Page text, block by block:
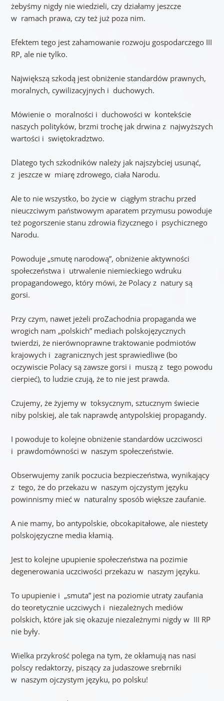
żebyśmy nigdy nie wiedzieli, czy działamy jeszcze
w ramach prawa, czy też już poza nim.
Efektem tego jest zahamowanie rozwoju gospodarczego III
RP, ale nie tylko.
Największą szkodą jest obniżenie standardów prawnych,
moralnych, cywilizacyjnych i duchowych.
Mówienie o moralności i duchowości w kontekście
naszych polityków, brzmi trochę jak drwina z najwyższych
wartości i swiętokradztwo.
Dlatego tych szkodników należy jak najszybciej usunąć,
z jeszcze w miarę zdrowego, ciała Narodu.
Ale to nie wszystko, bo życie w ciągłym strachu przed
nieuczciwym państwowym aparatem przymusu powoduje
też pogorszenie stanu zdrowia fizycznego i psychicznego
Narodu.
Powoduje „smutę narodową”, obniżenie aktywności
społeczeństwa i utrwalenie niemieckiego wdruku
propagandowego, który mówi, że Polacy z natury są
gorsi.
Przy czym, nawet jeżeli proZachodnia propaganda we
wrogich nam „polskich” mediach polskojęzycznych
twierdzi, że nierównoprawne traktowanie podmiotów
krajowych i zagranicznych jest sprawiedliwe (bo
oczywiscie Polacy są zawsze gorsi i muszą z tego powodu
cierpieć), to ludzie czują, że to nie jest prawda.
Czujemy, że żyjemy w toksycznym, sztucznym świecie
niby polskiej, ale tak naprawdę antypolskiej propagandy.
I powoduje to kolejne obniżenie standardów uczciwosci
i prawdomówności w naszym społeczeństwie.
Obserwujemy zanik poczucia bezpieczeństwa, wynikający
z tego, że do przekazu w naszym ojczystym języku
powinnismy mieć w naturalny sposób większe zaufanie.
A nie mamy, bo antypolskie, obcokapitałowe, ale niestety
polskojęzyczne media kłamią.
Jest to kolejne upupienie społeczeństwa na pozimie
degenerowania uczciwości przekazu w naszym języku.
To upupienie i „smuta” jest na poziomie utraty zaufania
do teoretycznie uczciwych i niezależnych mediów
polskich, które jak się okazuje niezależnymi nigdy w III RP
nie były.
Wielka przykrość polega na tym, że okłamują nas nasi
polscy redaktorzy, piszący za judaszowe srebrniki
w naszym ojczystym języku, po polsku!